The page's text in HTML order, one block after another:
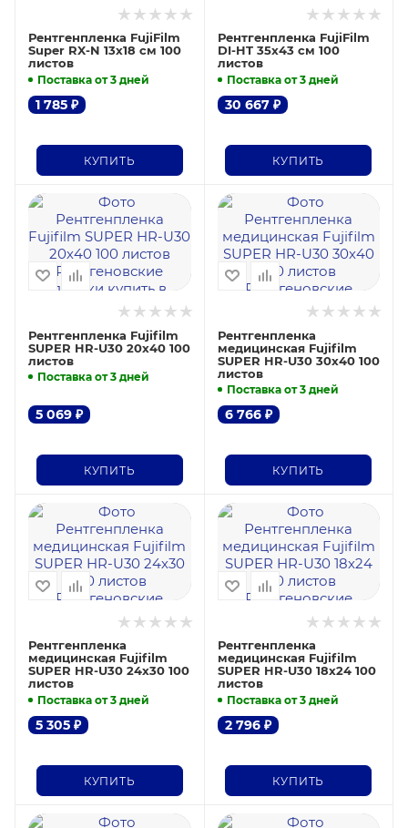
Рентгенпленка FujiFilm
Super RX-N 13х18 см 100
листов
Поставка от 3 дней
1 785 ₽
КУПИТЬ
Рентгенпленка FujiFilm
DI-HT 35x43 см 100
листов
Поставка от 3 дней
30 667₽
КУПИТЬ
Рентгенпленка Fujifilm
SUPER HR-U30 20х40 100
листов
Поставка от 3 дней
5 069 ₽
КУПИТЬ
Рентгенпленка
медицинская Fujifilm
SUPER HR-U30 30х40 100
листов
Поставка от 3 дней
6 766₽
КУПИТЬ
Рентгенпленка
медицинская Fujifilm
SUPER HR-U30 24х30 100
листов
Поставка от 3 дней
5 305 ₽
КУПИТЬ
Рентгенпленка
медицинская Fujifilm
SUPER HR-U30 18х24 100
листов
Поставка от 3 дней
2 796₽
КУПИТЬ